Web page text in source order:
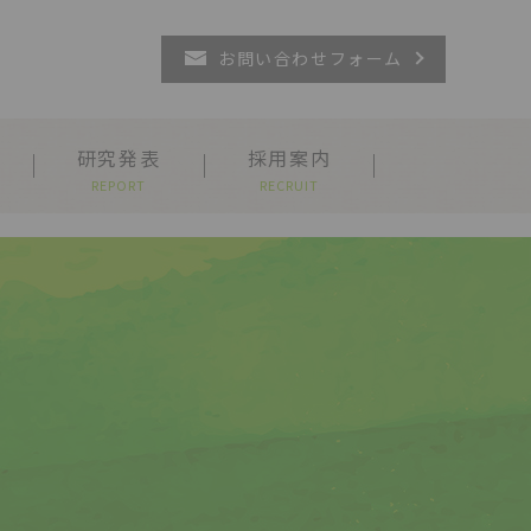
お問い合わせフォーム
研究発表
REPORT
採用案内
RECRUIT